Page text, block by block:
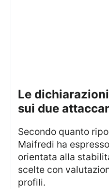
le dichiarazioni di gigi maifredi
sui due
Secondo quanto
Maifredi ha
orientata alla
scelte con
profili.